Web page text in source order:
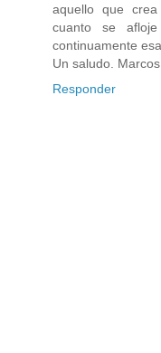
aquello que
cuanto se
continuamente
Un saludo. Marcos.
Responder